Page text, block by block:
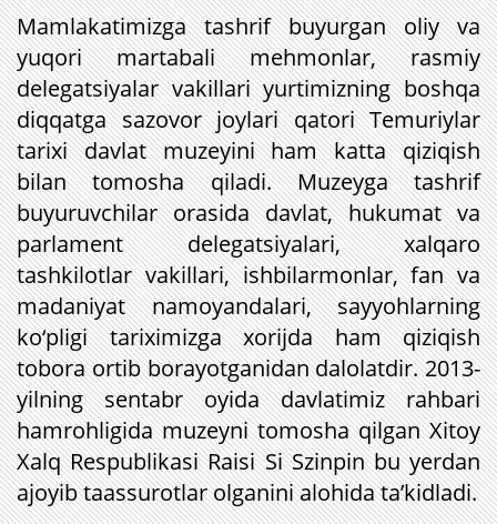
Mamlakatimizga tashrif buyurgan oliy va
yuqori martabali mehmonlar, rasmiy
delegatsiyalar vakillari yurtimizning boshqa
diqqatga sazovor joylari qatori Temuriylar
tarixi davlat muzeyini ham katta qiziqish
bilan tomosha qiladi. Muzeyga tashrif
buyuruvchilar orasida davlat, hukumat va
parlament delegatsiyalari, xalqaro
tashkilotlar vakillari, ishbilarmonlar, fan va
madaniyat namoyandalari, sayyohlarning
ko‘pligi tariximizga xorijda ham qiziqish
tobora ortib borayotganidan dalolatdir. 2013-
yilning sentabr oyida davlatimiz rahbari
hamrohligida muzeyni tomosha qilgan Xitoy
Xalq Respublikasi Raisi Si Szinpin bu yerdan
ajoyib taassurotlar olganini alohida ta’kidladi.